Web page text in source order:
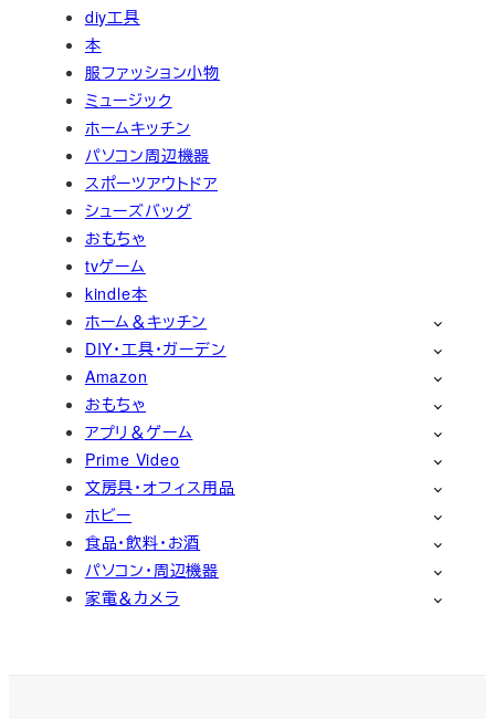
diy工具
本
服ファッション小物
ミュージック
ホームキッチン
パソコン周辺機器
スポーツアウトドア
シューズバッグ
おもちゃ
tvゲーム
kindle本
ホーム＆キッチン
DIY・工具・ガーデン
Amazon
おもちゃ
アプリ＆ゲーム
Prime Video
文房具・オフィス用品
ホビー
食品・飲料・お酒
パソコン・周辺機器
家電＆カメラ